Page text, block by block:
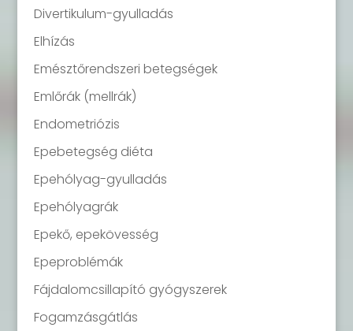
Divertikulum-gyulladás
Elhízás
Emésztőrendszeri betegségek
Emlőrák (mellrák)
Endometriózis
Epebetegség diéta
Epehólyag-gyulladás
Epehólyagrák
Epekő, epekövesség
Epeproblémák
Fájdalomcsillapító gyógyszerek
Fogamzásgátlás